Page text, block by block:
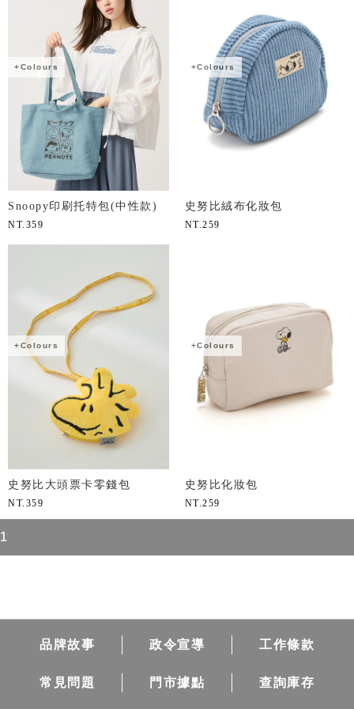
+Colours
Snoopy印刷托特包(中性款)
NT. 359
+Colours
史努比絨布化妝包
NT. 259
+Colours
史努比大頭票卡零錢包
NT. 359
+Colours
史努比化妝包
NT.259
1
品牌故事 政令宣導 工作條款
常見問題 門市據點 查詢庫存